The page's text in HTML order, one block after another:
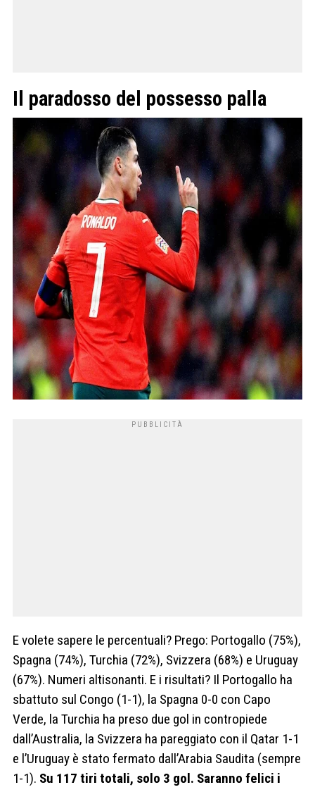
Il paradosso del possesso palla
E volete sapere le percentuali? Prego: Portogallo (75%),
Spagna (74%), Turchia (72%), Svizzera (68%) e Uruguay
(67%). Numeri altisonanti. E i risultati? Il Portogallo ha
sbattuto sul Congo (1-1), la Spagna 0-0 con Capo
Verde, la Turchia ha preso due gol in contropiede
dall’Australia, la Svizzera ha pareggiato con il Qatar 1-1
e l’Uruguay è stato fermato dall’Arabia Saudita (sempre
1-1). Su 117 tiri totali, solo 3 gol. Saranno felici i